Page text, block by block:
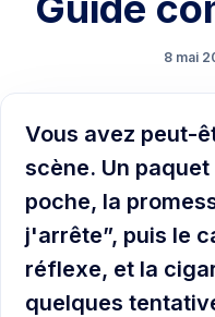
8 mai
Vous avez peut-
scène. Un
poche, la
j'arrête”, puis le
réflexe, et la
quelques